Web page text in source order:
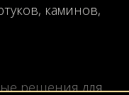
каминов,
решения для